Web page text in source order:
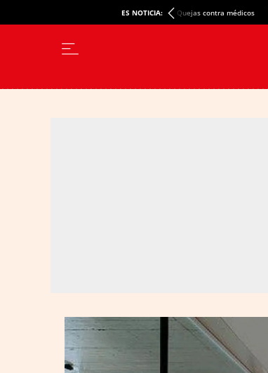
ES NOTICIA: Quejas contra médicos